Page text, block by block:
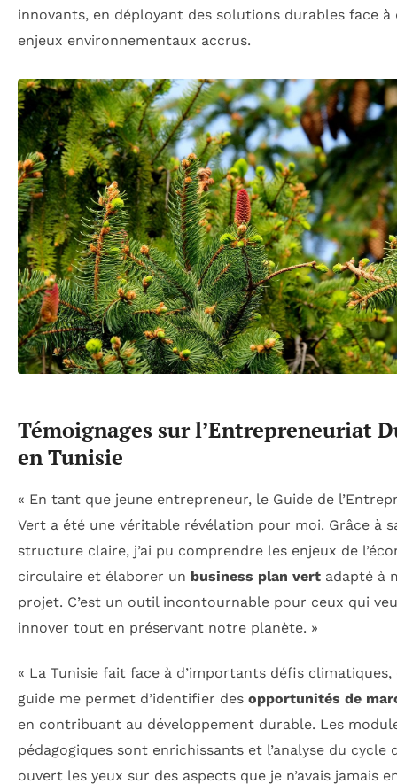
innovants, en déployant des solutions durables face à
enjeux environnementaux accrus.
Témoignages sur l’Entrepreneuriat
en Tunisie
« En tant que jeune entrepreneur, le Guide de
Vert a été une véritable révélation pour moi. Grâce à
structure claire, j’ai pu comprendre les enjeux de
circulaire et élaborer un business plan vert adapté à
projet. C’est un outil incontournable pour ceux qui
innover tout en préservant notre planète. »
« La Tunisie fait face à d’importants défis climatiques,
guide me permet d’identifier des opportunités de
en contribuant au développement durable. Les
pédagogiques sont enrichissants et l’analyse du cycle
ouvert les yeux sur des aspects que je n’avais jamais